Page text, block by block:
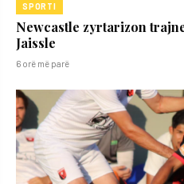
SPORTI
Newcastle zyrtarizon
Jaissle
6 orë më parë